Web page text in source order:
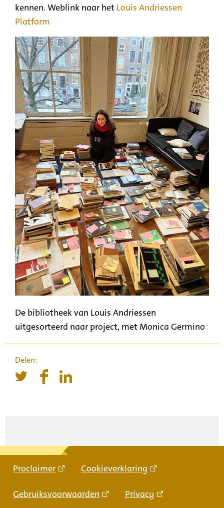
kennen. Weblink naar het Louis Andriessen
Platform
De bibliotheek van Louis Andriessen
uitgesorteerd naar project, met Monica Germino
Proclaimer Cookieverklaring
Gebruiksvoorwaarden Privacy